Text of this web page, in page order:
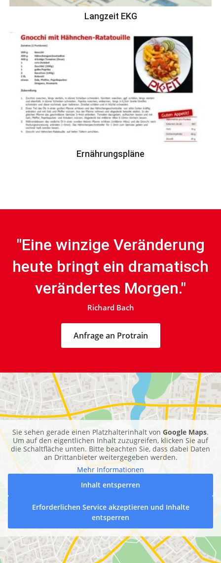
Langzeit EKG
Ernährungspläne
"Eine winzige Veränderung
heute bringt ein dramatisch
verändertes Morgen."
Richard Bach
Anfrage an Protrain
Sie sehen gerade einen Platzhalterinhalt von Google Maps.
Um auf den eigentlichen Inhalt zuzugreifen, klicken Sie auf
die Schaltfläche unten. Bitte beachten Sie, dass dabei Daten
an Drittanbieter weitergegeben werden.
Mehr Informationen
Inhalt entsperren
Erforderlichen Service akzeptieren und Inhalte
entsperren